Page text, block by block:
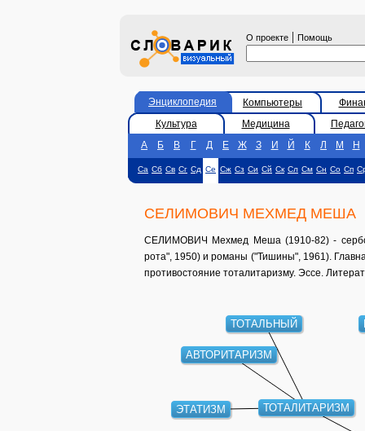
О проекте | Помощь
Энциклопедия Компьютеры
Культура
Медицина
А
Б В Г Д Е Ж З И Й К Л М Н
Са Сб Св Сг Сд Се Сж Сз Си Сй Ск Сл См Сн Со Сп
СЕЛИМОВИЧ МЕХМЕД МЕША
СЕЛИМОВИЧ Мехмед Меша (1910-82) -
рота", 1950) и романы ("Тишины", 1961).
противостояние тоталитаризму. Эссе.
ТОТАЛИТАРИЗМ
ЭТАТИЗМ
АВТОРИТАРИЗМ
ТОТАЛЬНЫЙ